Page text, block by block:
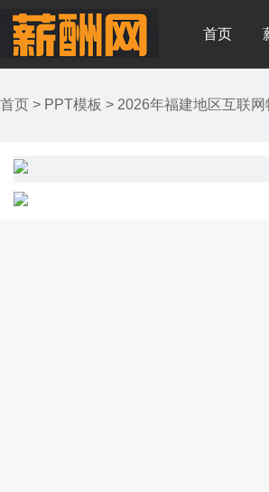
首页
首页 > PPT模板 > 2026年福建地区互联